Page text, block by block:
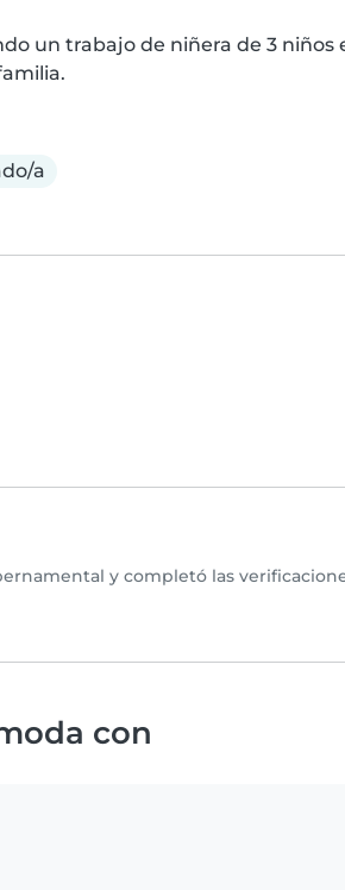
un trabajo de niñera de 3 niños
a
y completó las
con